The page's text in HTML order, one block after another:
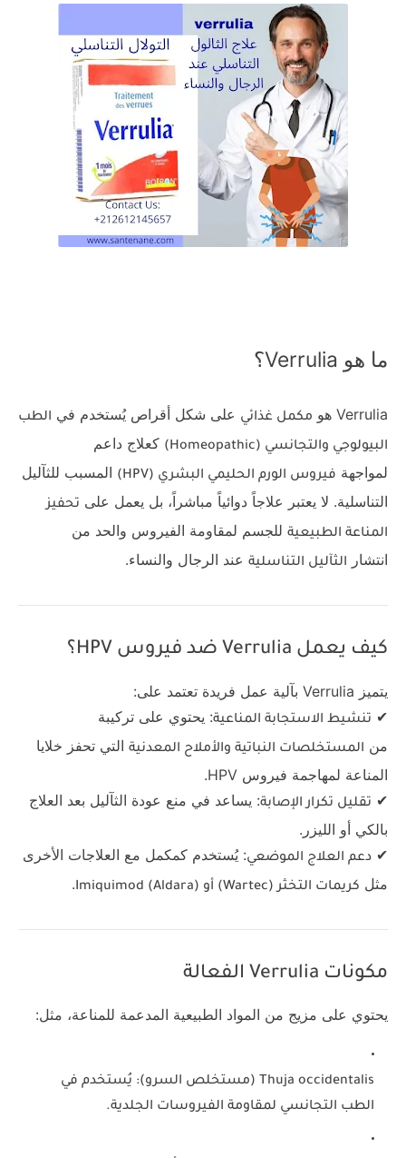
ما هو Verrulia؟
Verrulia هو مكمل غذائي على شكل أقراص يُستخدم في الطب
البيولوجي والتجانسي (Homeopathic)
كعلاج داعم
لمواجهة فيروس الورم الحليمي البشري (HPV)
المسبب للثآليل
التناسلية. لا يعتبر علاجاً دوائياً مباشراً، بل يعمل على تحفيز
المناعة الطبيعية للجسم لمقاومة الفيروس والحد من
انتشار
الثآليل التناسلية عند الرجال والنساء.
كيف يعمل Verrulia ضد فيروس HPV؟
يتميز Verrulia بآلية عمل فريدة تعتمد على:
✔ تنشيط الاستجابة المناعية: يحتوي على تركيبة
من المستخلصات النباتية والأملاح المعدنية التي تحفز خلايا
المناعة لمهاجمة فيروس HPV.
✔ تقليل تكرار الإصابة: يساعد في منع عودة الثآليل بعد العلاج
بالكي أو الليزر.
✔ دعم العلاج الموضعي: يُستخدم كمكمل مع العلاجات الأخرى
مثل كريمات التخثر (Wartec) أو Imiquimod (Aldara) .
مكونات Verrulia الفعالة
يحتوي على مزيج من المواد الطبيعية المدعمة للمناعة، مثل:
Thuja occidentalis (مستخلص السرو): يُستخدم في
الطب التجانسي لمقاومة الفيروسات الجلدية.